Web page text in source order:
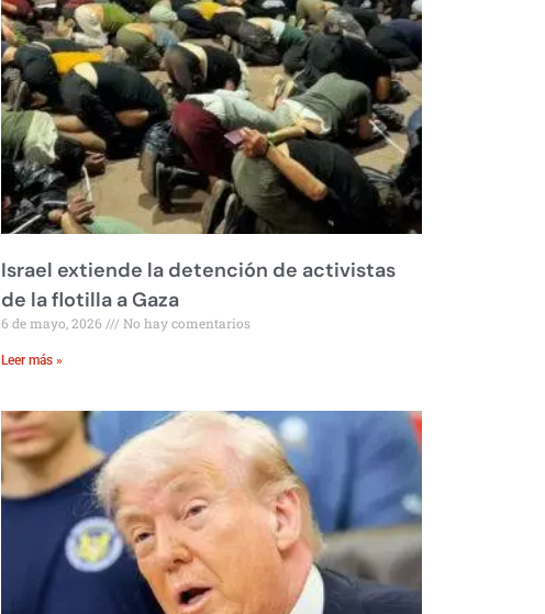
Israel extiende la detención de activistas
de la flotilla a Gaza
6 de mayo, 2026 No hay comentarios
Leer más »